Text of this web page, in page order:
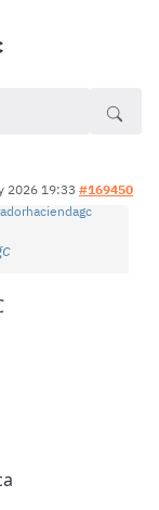
2026 19:33 #169450